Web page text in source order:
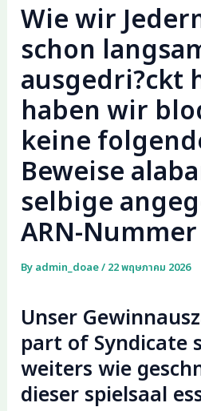
Wie wir
schon
ausgedri?ckt
haben wir
keine
Beweise
selbige
ARN-Nummer
By admin_doae/ 22 พฤษภาคม 2026
Unser
part of Syndicate
weiters wie
dieser spielsaal